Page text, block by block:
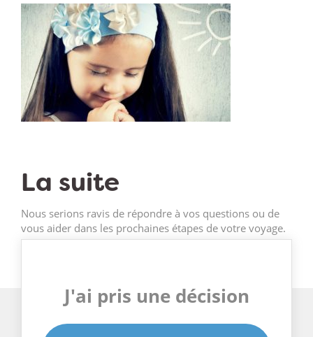
La suite
Nous serions ravis de répondre à vos questions ou de
vous aider dans les prochaines étapes de votre voyage.
J'ai pris une décision